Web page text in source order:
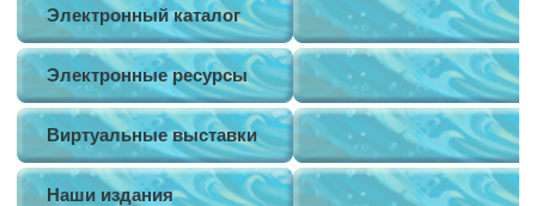
Электронный каталог
Электронные ресурсы
Виртуальные выставки
Наши издания